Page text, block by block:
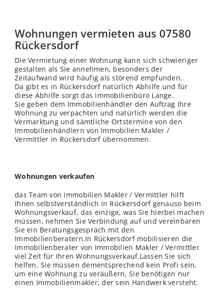
Wohnungen vermieten aus 07580
Rückersdorf
Die Vermietung einer Wohnung kann sich schwieriger
gestalten als Sie annehmen, besonders der
Zeitaufwand wird häufig als störend empfunden.
Da gibt es in Rückersdorf natürlich Abhilfe und für
diese Abhilfe sorgt das Immobilienbüro Lange.
Sie geben dem Immobilienhändler den Auftrag Ihre
Wohnung zu verpachten und natürlich werden die
Vermarktung und sämtliche Ortstermine von den
Immobilienhändlern von Immobilien Makler /
Vermittler in Rückersdorf übernommen.
Wohnungen verkaufen
das Team von Immobilien Makler / Vermittler hilft
Ihnen selbstverständlich in Rückersdorf genauso beim
Wohnungsverkauf, das einzige, was Sie hierbei machen
müssen, nehmen Sie Verbindung auf und vereinbaren
Sie ein Beratungsgespräch mit den
Immobilienberatern.In Rückersdorf mobilisieren die
Immobilienberater von Immobilien Makler / Vermittler
viel Zeit für Ihren Wohnungsverkauf.Lassen Sie sich
helfen, Sie müssen dementsprechend kein Profi sein,
um eine Wohnung zu veräußern, Sie benötigen nur
einen Immobilienmakler, der sein Handwerk versteht.